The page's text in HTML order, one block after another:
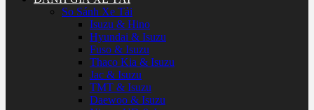
So Sánh Xe Tải
Isuzu & Hino
Hyundai & Isuzu
Fuso & Isuzu
Thaco Kia & Isuzu
Jac & Isuzu
TMT & Isuzu
Daewoo & Isuzu